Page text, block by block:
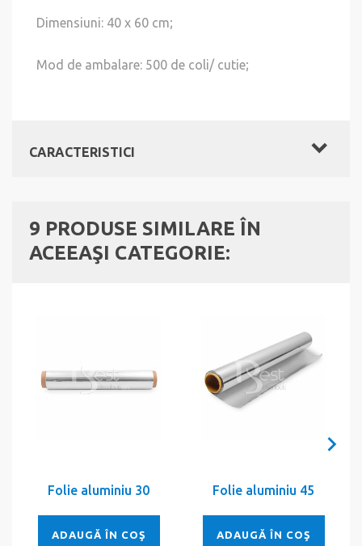
Dimensiuni: 40 x 60 cm;
Mod de ambalare: 500 de coli/ cutie;
CARACTERISTICI
9 PRODUSE SIMILARE ÎN
ACEEAŞI CATEGORIE:
Folie aluminiu 30
ADAUGĂ ÎN COŞ
Folie aluminiu 45
ADAUGĂ ÎN COŞ